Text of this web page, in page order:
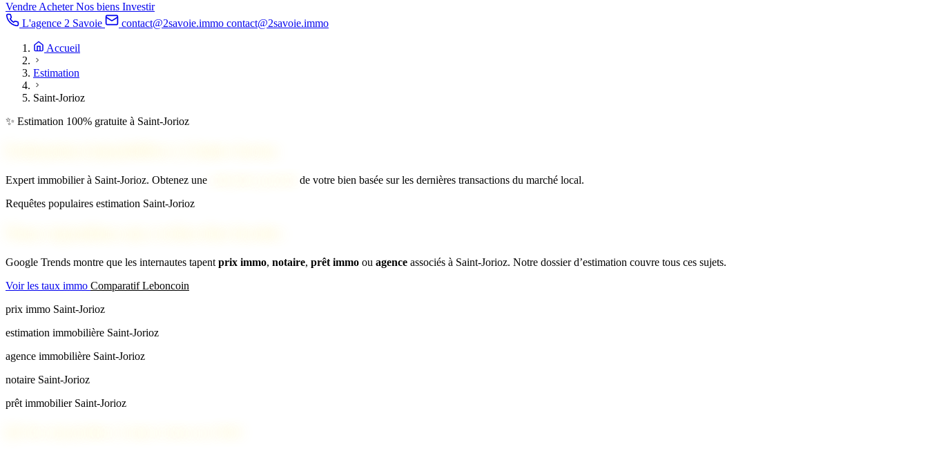
VendreAcheterNos biens Investir
L'agence 2 Savoie
contact@2savoie.immo contact@2savoie.immo
Accueil
Estimation
Saint-Jorioz
✨ Estimation 100% gratuite à Saint-Jorioz
Expert immobilier à Saint-Jorioz. Obtenez une
de votre bien basée sur les dernières transactions du marché local.
Requêtes populaires estimation Saint-Jorioz
Google Trends montre que les internautes tapent prix immo, notaire, prêt immo ou agence associés à Saint-Jorioz. Notre dossier d’estimation couvre tous ces sujets.
Voir les taux immo Comparatif Leboncoin
prix immo Saint-Jorioz
estimation immobilière Saint-Jorioz
agence immobilière Saint-Jorioz
notaire Saint-Jorioz
prêt immobilier Saint-Jorioz